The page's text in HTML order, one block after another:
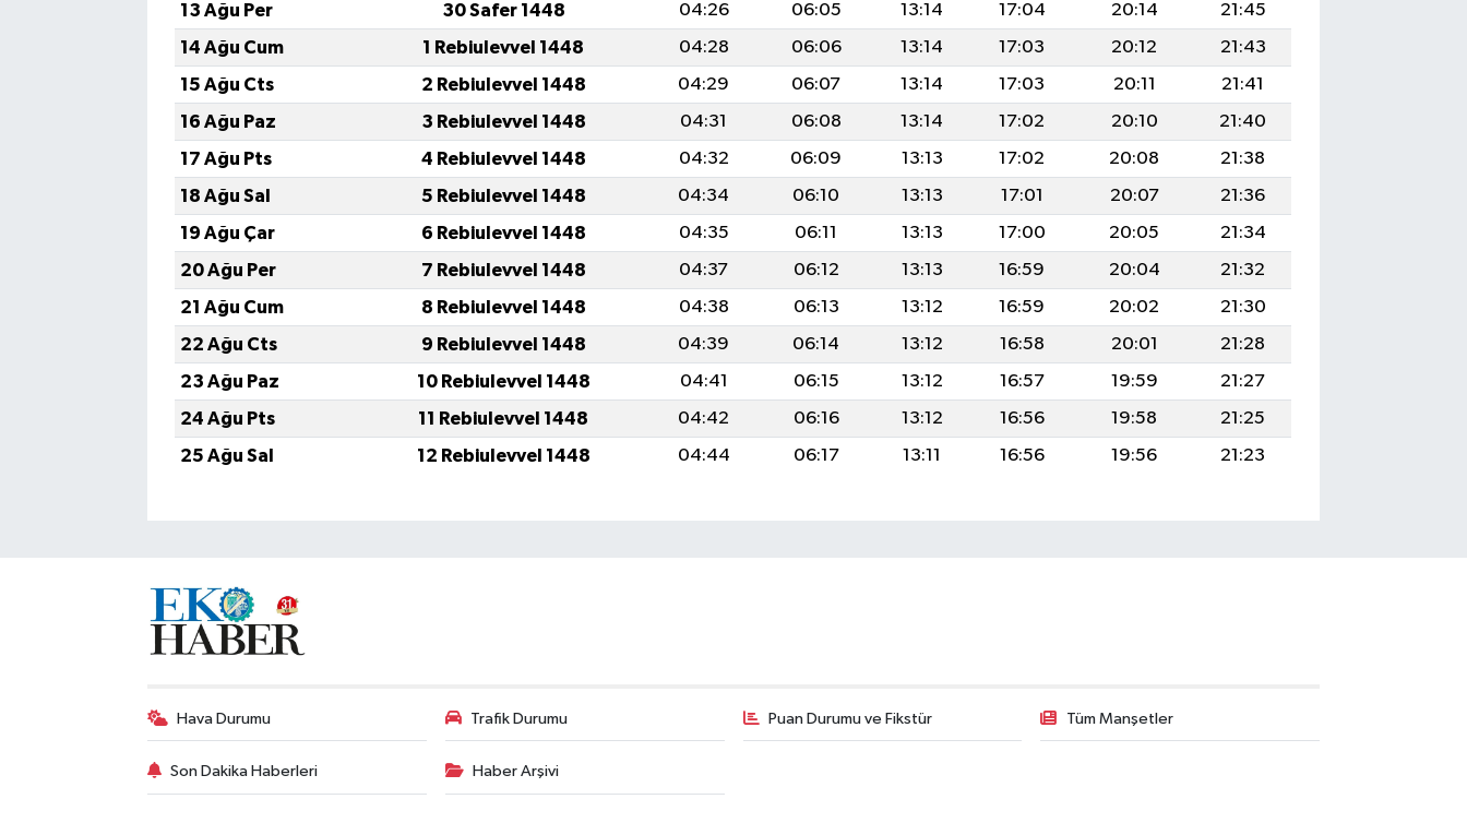
13 Ağu Per
30 Safer 1448 04:26 06:05 13:14 17:04 20:14
21:45
14 Ağu Cum
1 Rebiulevvel 1448 04:28 06:06 13:14 17:03 20:12
21:43
15 Ağu Cts
2 Rebiulevvel 1448 04:29 06:07 13:14 17:03 20:11
21:41
16 Ağu Paz
3 Rebiulevvel 1448 04:31 06:08 13:14 17:02 20:10
21:40
17 Ağu Pts
4 Rebiulevvel 1448 04:32 06:09 13:13 17:02 20:08
21:38
18 Ağu Sal
5 Rebiulevvel 1448 04:34 06:10 13:13 17:01 20:07
21:36
19 Ağu Çar
6 Rebiulevvel 1448 04:35 06:11 13:13 17:00 20:05
21:34
20 Ağu Per
7 Rebiulevvel 1448 04:37 06:12 13:13 16:59 20:04
21:32
21 Ağu Cum
8 Rebiulevvel 1448 04:38 06:13 13:12 16:59 20:02
21:30
22 Ağu Cts
9 Rebiulevvel 1448 04:39 06:14 13:12 16:58 20:01
21:28
23 Ağu Paz
10 Rebiulevvel 1448 04:41 06:15 13:12 16:57 19:59
21:27
24 Ağu Pts
11 Rebiulevvel 1448 04:42 06:16 13:12 16:56 19:58
21:25
25 Ağu Sal
12 Rebiulevvel 1448 04:44 06:17 13:11 16:56 19:56 21:23
Hava Durumu Trafik Durumu Puan Durumu ve Fikstür Tüm Manşetler
Son Dakika Haberleri Haber Arşivi